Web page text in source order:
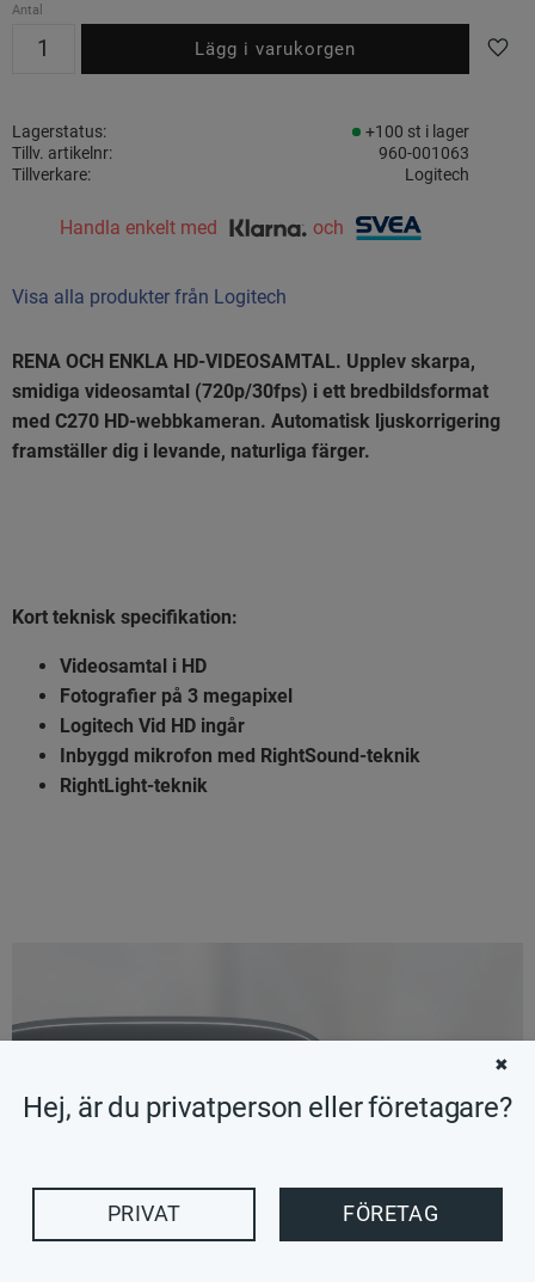
Antal
Lägg
Lagerstatus
+100 st i lager
Tillv. artikelnr
960-001063
Tillverkare
Logitech
Handla enkelt med och
Visa alla produkter från Logitech
RENA OCH ENKLA HD-VIDEOSAMTAL. Upplev skarpa,
smidiga videosamtal (720p/30fps) i ett bredbildsformat
med C270 HD-webbkameran. Automatisk ljuskorrigering
framställer dig i levande, naturliga färger.
Kort teknisk specifikation:
Videosamtal i HD
Fotografier på 3 megapixel
Logitech Vid HD ingår
Inbyggd mikrofon med RightSound-teknik
RightLight-teknik
Hej, är du privatperson eller företagare?
PRIVAT FÖRETAG
✖